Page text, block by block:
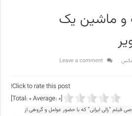
و ماشین یک
عکس
Leave a comment
Click to rate this post!
[Total:
0Average: 0
]
“رالی ایرانی” که با حضور عوامل و گروهی از